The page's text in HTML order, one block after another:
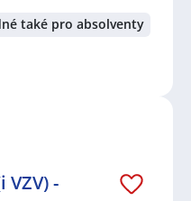
také pro absolventy
-